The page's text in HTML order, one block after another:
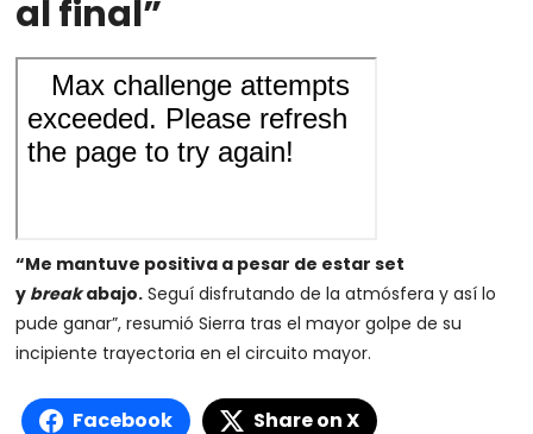
al final”
“Me mantuve positiva a pesar de estar set
y breakabajo. Seguí disfrutando de la atmósfera y así lo
pude ganar”, resumió Sierra tras el mayor golpe de su
incipiente trayectoria en el circuito mayor.
Facebook Share on X